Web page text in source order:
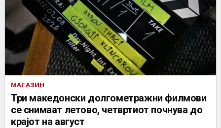
МАГАЗИН
Три македонски долгометражни филмови
се снимаат летово, четвртиот почнува до
крајот на август